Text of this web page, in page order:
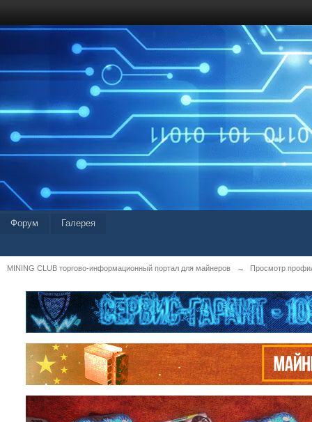
Форум Галерея
MINING CLUB торгово-информационный портал для майнеров → Просмотр